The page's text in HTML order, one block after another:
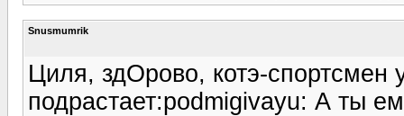
Snusmumrik
Циля, здОрово, котэ-спортсмен
подрастает:podmigivayu: А ты